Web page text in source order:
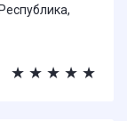
★ ★ ★ ★ ★